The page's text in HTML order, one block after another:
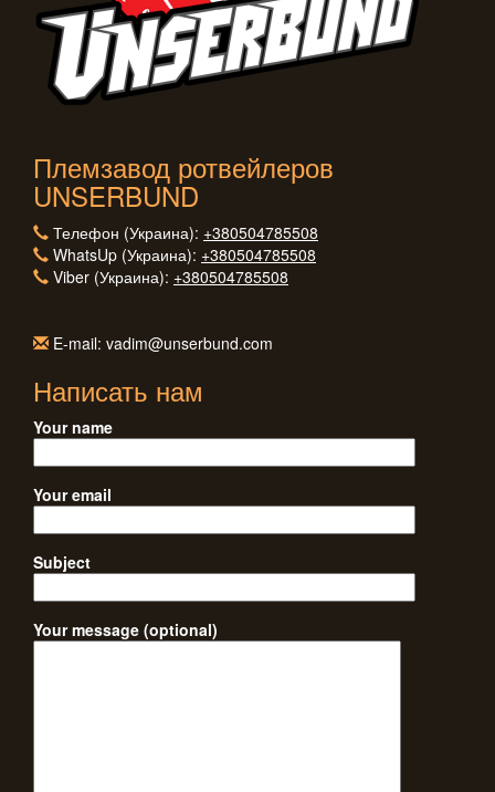
Племзавод ротвейлеров
UNSERBUND
Телефон (Украина): +380504785508
WhatsUp (Украина): +380504785508
Viber (Украина): +380504785508
E-mail: vadim@unserbund.com
Написать нам
Your name
Your email
Subject
Your message (optional)